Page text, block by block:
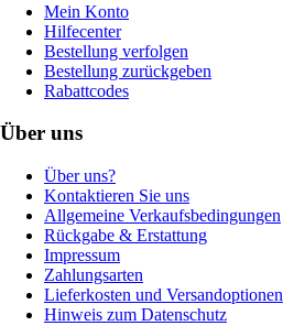
Mein Konto
Hilfecenter
Bestellung verfolgen
Bestellung zurückgeben
Rabattcodes
Über uns
Über uns?
Kontaktieren Sie uns
Allgemeine Verkaufsbedingungen
Rückgabe & Erstattung
Impressum
Zahlungsarten
Lieferkosten und Versandoptionen
Hinweis zum Datenschutz